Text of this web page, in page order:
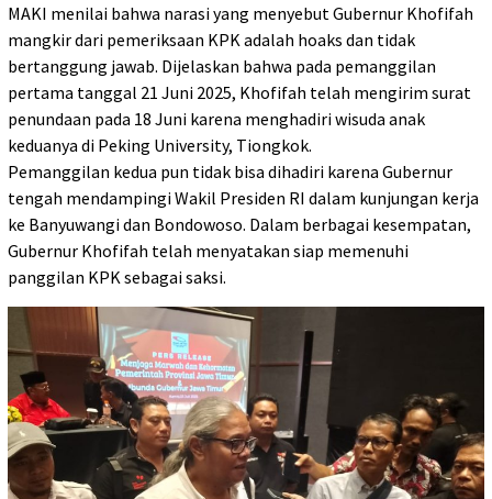
MAKI menilai bahwa narasi yang menyebut Gubernur Khofifah
mangkir dari pemeriksaan KPK adalah hoaks dan tidak
bertanggung jawab. Dijelaskan bahwa pada pemanggilan
pertama tanggal 21 Juni 2025, Khofifah telah mengirim surat
penundaan pada 18 Juni karena menghadiri wisuda anak
keduanya di Peking University, Tiongkok.
Pemanggilan kedua pun tidak bisa dihadiri karena Gubernur
tengah mendampingi Wakil Presiden RI dalam kunjungan kerja
ke Banyuwangi dan Bondowoso. Dalam berbagai kesempatan,
Gubernur Khofifah telah menyatakan siap memenuhi
panggilan KPK sebagai saksi.